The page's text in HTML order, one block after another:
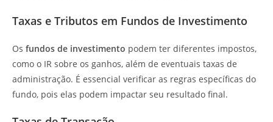
Taxas e Tributos em Fundos de Investimento
Os fundos de investimento podem ter diferentes impostos,
como o IR sobre os ganhos, além de eventuais taxas de
administração. É essencial verificar as regras específicas do
fundo, pois elas podem impactar seu resultado final.